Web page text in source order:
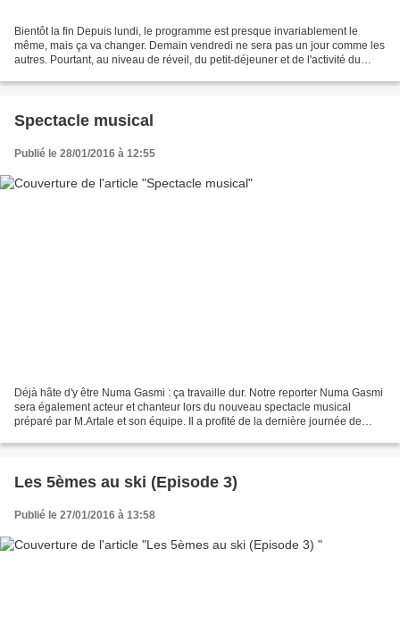
Bientôt la fin Depuis lundi, le programme est presque invariablement le
même, mais ça va changer. Demain vendredi ne sera pas un jour comme les
autres. Pourtant, au niveau de réveil, du petit-déjeuner et de l'activité du
Spectacle musical
Publié le 28/01/2016 à 12:55
Déjà hâte d'y être Numa Gasmi : ça travaille dur. Notre reporter Numa Gasmi
sera également acteur et chanteur lors du nouveau spectacle musical
préparé par M.Artale et son équipe. Il a profité de la dernière journée de
Les 5èmes au ski (Episode 3)
Publié le 27/01/2016 à 13:58